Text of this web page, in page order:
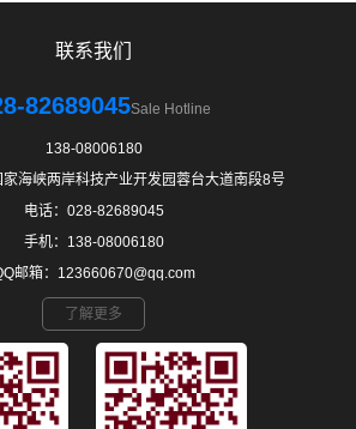
联系我们
82689045Sale Hotline
138-08006180
海峡两岸科技产业开发园蓉台大道南段8号
电话：028-82689045
手机：138-08006180
邮箱：123660670@qq.com
了解更多